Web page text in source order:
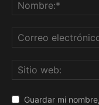
Guardar mi